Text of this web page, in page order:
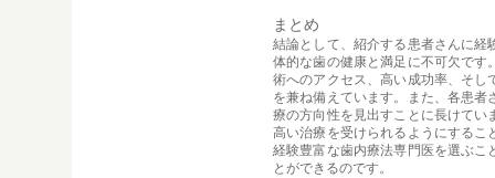
まとめ
結論として、紹介する患者さんに
体的な歯の健康と満足に不可欠で
術へのアクセス、高い成功率、そ
を兼ね備えています。また、各患
療の方向性を見出すことに長けて
高い治療を受けられるようにする
経験豊富な歯内療法専門医を選ぶ
とができるのです。